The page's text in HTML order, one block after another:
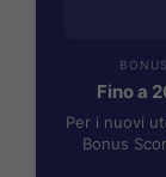
Fino a
Per i nuovi
Bonus